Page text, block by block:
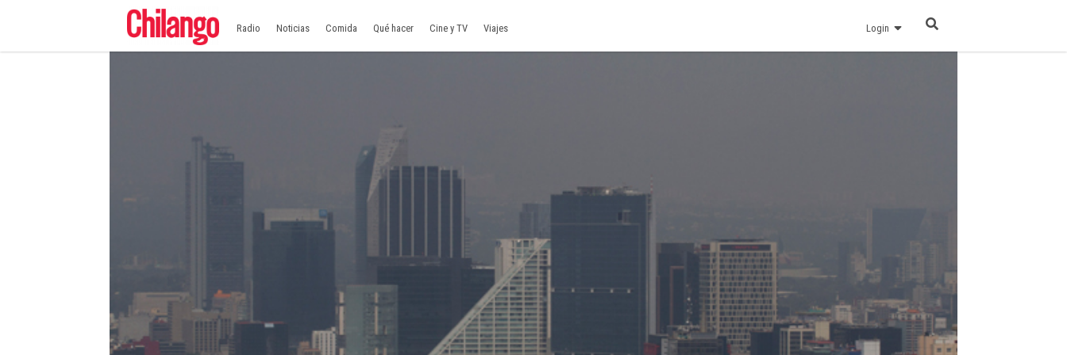
Radio Noticias Comida Qué hacer Cine y TV Viajes Login